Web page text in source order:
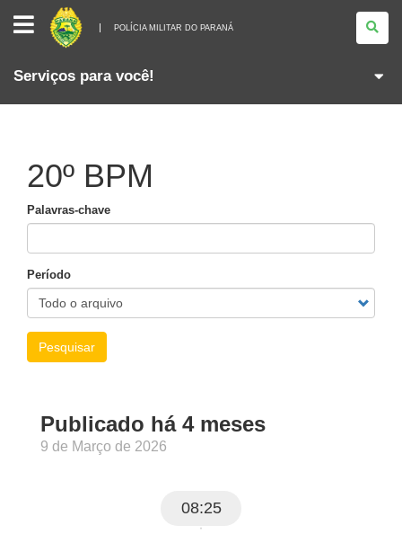
POLÍCIA
MILITAR
DO
PARANÁ
POLÍCIA MILITAR DO PARANÁ
Serviços para você!
20º BPM
Palavras-chave
Período
Pesquisar
Publicado há 4 meses
9 de Março de 2026
08:25